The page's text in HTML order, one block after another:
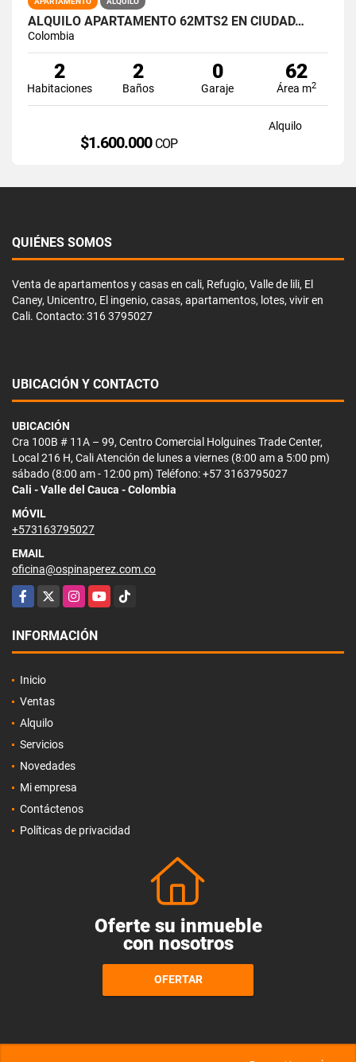
ALQUILO APARTAMENTO 62MTS2 EN CIUDAD…
Colombia
2
Habitaciones
2
Baños
0
Garaje
62
Área m2
Alquilo
$1.600.000 COP
QUIÉNES SOMOS
Venta de apartamentos y casas en cali, Refugio, Valle de lili, El
Caney, Unicentro, El ingenio, casas, apartamentos, lotes, vivir en
Cali. Contacto: 316 3795027
UBICACIÓN Y CONTACTO
UBICACIÓN
Cra 100B # 11A – 99, Centro Comercial Holguines Trade Center,
Local 216 H, Cali Atención de lunes a viernes (8:00 am a 5:00 pm)
sábado (8:00 am - 12:00 pm) Teléfono: +57 3163795027
Cali - Valle del Cauca - Colombia
MÓVIL
+573163795027
EMAIL
oficina@ospinaperez.com.co
Facebook
X InstagramYouTubeTikTok
INFORMACIÓN
Inicio
Ventas
Alquilo
Servicios
Novedades
Mi empresa
Contáctenos
Políticas de privacidad
Oferte su inmueble
con nosotros
OFERTAR